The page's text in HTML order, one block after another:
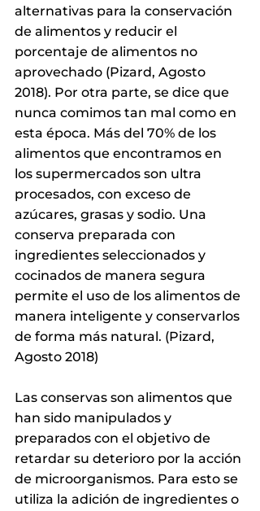
alternativas para la conservación
de alimentos y reducir el
porcentaje de alimentos no
aprovechado (Pizard, Agosto
2018). Por otra parte, se dice que
nunca comimos tan mal como en
esta época. Más del 70% de los
alimentos que encontramos en
los supermercados son ultra
procesados, con exceso de
azúcares, grasas y sodio. Una
conserva preparada con
ingredientes seleccionados y
cocinados de manera segura
permite el uso de los alimentos de
manera inteligente y conservarlos
de forma más natural. (Pizard,
Agosto 2018)
Las conservas son alimentos que
han sido manipulados y
preparados con el objetivo de
retardar su deterioro por la acción
de microorganismos. Para esto se
utiliza la adición de ingredientes o